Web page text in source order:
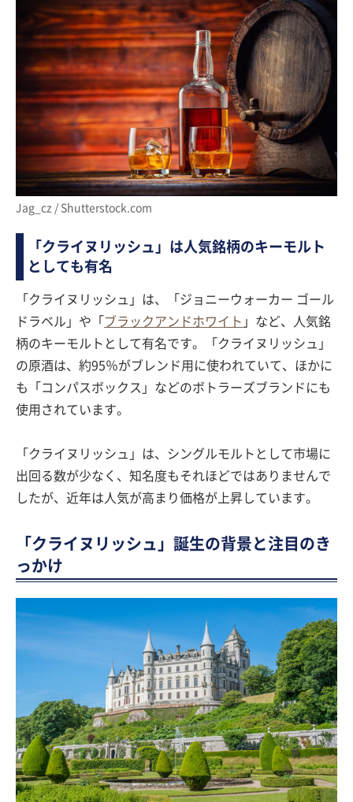
Jag_cz / Shutterstock.com
「クライヌリッシュ」は人気銘柄のキーモルト
としても有名
「クライヌリッシュ」は、「ジョニーウォーカー ゴール
ドラベル」や「 ブラックアンドホワイト 」など、人気銘
柄のキーモルトとして有名です。「クライヌリッシュ」
の原酒は、約95％がブレンド用に使われていて、ほかに
も「コンパスボックス」などのボトラーズブランドにも
使用されています。
「クライヌリッシュ」は、シングルモルトとして市場に
出回る数が少なく、知名度もそれほどではありませんで
したが、近年は人気が高まり価格が上昇しています。
「クライヌリッシュ」誕生の背景と注目のき
っかけ